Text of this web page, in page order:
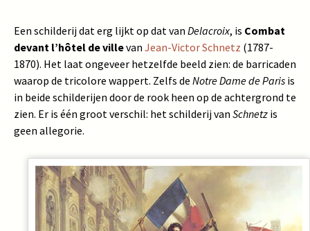
Een schilderij dat erg lijkt op dat van Delacroix, is Combat
devant l’hôtel de villevan Jean-Victor Schnetz (1787-
1870). Het laat ongeveer hetzelfde beeld zien: de barricaden
waarop de tricolore wappert. Zelfs de Notre Dame de Paris is
in beide schilderijen door de rook heen op de achtergrond te
zien. Er is één groot verschil: het schilderij van Schnetz is
geen allegorie.